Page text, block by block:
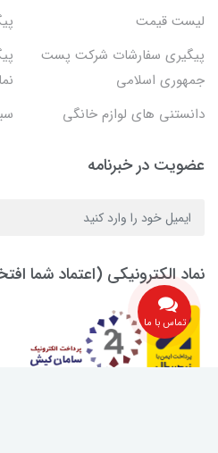
لیست قیمت
پیگیری سفارشات شرکت پست
جمهوری اسلامی
دانستنی های لوازم خانگی
عضویت در خبرنامه
نماد الکترونیکی (اعتماد شما
تماس با ما